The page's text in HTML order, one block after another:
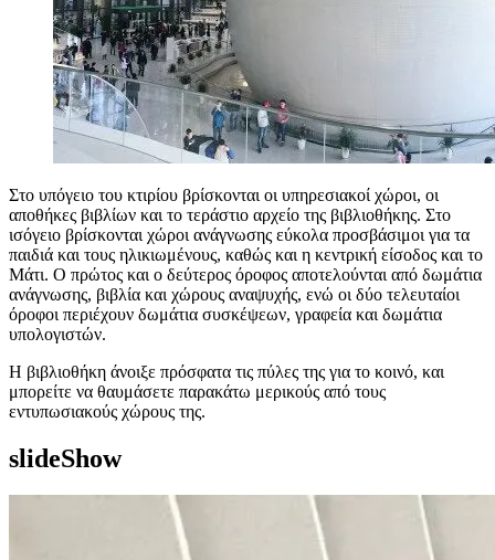
Στο υπόγειο του κτιρίου βρίσκονται οι υπηρεσιακοί χώροι, οι
αποθήκες βιβλίων και το τεράστιο αρχείο της βιβλιοθήκης. Στο
ισόγειο βρίσκονται χώροι ανάγνωσης εύκολα προσβάσιμοι για τα
παιδιά και τους ηλικιωμένους, καθώς και η κεντρική είσοδος και το
Μάτι. Ο πρώτος και ο δεύτερος όροφος αποτελούνται από δωμάτια
ανάγνωσης, βιβλία και χώρους αναψυχής, ενώ οι δύο τελευταίοι
όροφοι περιέχουν δωμάτια συσκέψεων, γραφεία και δωμάτια
υπολογιστών.
Η βιβλιοθήκη άνοιξε πρόσφατα τις πύλες της για το κοινό, και
μπορείτε να θαυμάσετε παρακάτω μερικούς από τους
εντυπωσιακούς χώρους της.
slideShow